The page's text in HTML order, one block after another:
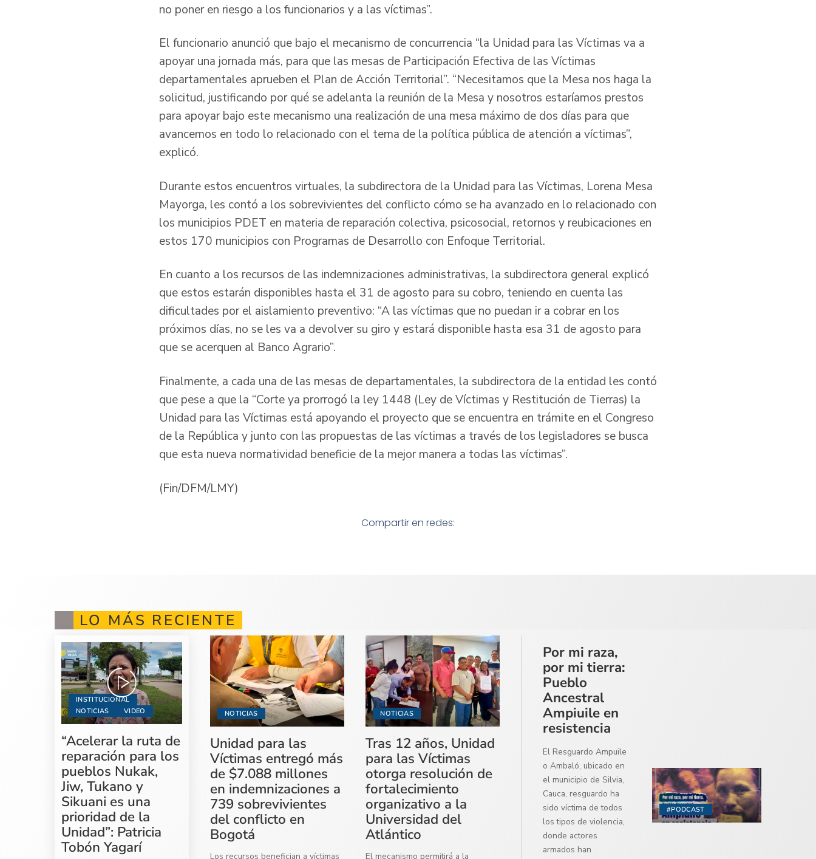
no poner en riesgo a los funcionarios y a las víctimas”.
El funcionario anunció que bajo el mecanismo de concurrencia “la Unidad para las Víctimas va a
apoyar una jornada más, para que las mesas de Participación Efectiva de las Víctimas
departamentales aprueben el Plan de Acción Territorial”. “Necesitamos que la Mesa nos haga la
solicitud, justificando por qué se adelanta la reunión de la Mesa y nosotros estaríamos prestos
para apoyar bajo este mecanismo una realización de una mesa máximo de dos días para que
avancemos en todo lo relacionado con el tema de la política pública de atención a víctimas”,
explicó.
Durante estos encuentros virtuales, la subdirectora de la Unidad para las Víctimas, Lorena Mesa
Mayorga, les contó a los sobrevivientes del conflicto cómo se ha avanzado en lo relacionado con
los municipios PDET en materia de reparación colectiva, psicosocial, retornos y reubicaciones en
estos 170 municipios con Programas de Desarrollo con Enfoque Territorial.
En cuanto a los recursos de las indemnizaciones administrativas, la subdirectora general explicó
que estos estarán disponibles hasta el 31 de agosto para su cobro, teniendo en cuenta las
dificultades por el aislamiento preventivo: “A las víctimas que no puedan ir a cobrar en los
próximos días, no se les va a devolver su giro y estará disponible hasta esa 31 de agosto para
que se acerquen al Banco Agrario”.
Finalmente, a cada una de las mesas de departamentales, la subdirectora de la entidad les contó
que pese a que la “Corte ya prorrogó la ley 1448 (Ley de Víctimas y Restitución de Tierras) la
Unidad para las Víctimas está apoyando el proyecto que se encuentra en trámite en el Congreso
de la República y junto con las propuestas de las víctimas a través de los legisladores se busca
que esta nueva normatividad beneficie de la mejor manera a todas las víctimas”.
(Fin/DFM/LMY)
Compartir en redes:
LO MÁS RECIENTE
INSTITUCIONAL
NOTICIAS
VIDEO
“Acelerar la ruta de
reparación para los
pueblos Nukak,
Jiw, Tukano y
Sikuani es una
prioridad de la
Unidad”: Patricia
Tobón Yagarí
NOTICIAS
Unidad para las
Víctimas entregó más
de $7.088 millones
en indemnizaciones a
739 sobrevivientes
del conflicto en
Bogotá
Los recursos benefician a víctimas
NOTICIAS
Tras 12 años, Unidad
para las Víctimas
otorga resolución de
fortalecimiento
organizativo a la
Universidad del
Atlántico
El mecanismo permitirá a la
#PODCAST
Por mi raza,
por mi tierra:
Pueblo
Ancestral
Ampiuile en
resistencia
El Resguardo Ampuile
o Ambaló, ubicado en
el municipio de Silvia,
Cauca, resguardo ha
sido víctima de todos
los tipos de violencia,
donde actores
armados han